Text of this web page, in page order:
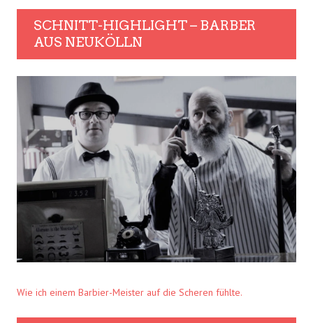
SCHNITT-HIGHLIGHT – BARBER
AUS NEUKÖLLN
Wie ich einem Barbier-Meister auf die Scheren fühlte.